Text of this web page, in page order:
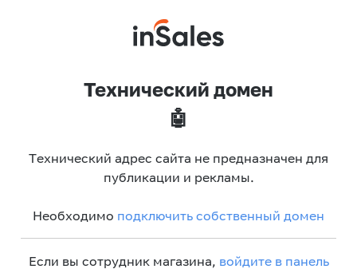
Технический домен
🤖
Технический адрес сайта не предназначен для
публикации и рекламы.
Необходимо подключить собственный домен
Если вы сотрудник магазина, войдите в панель